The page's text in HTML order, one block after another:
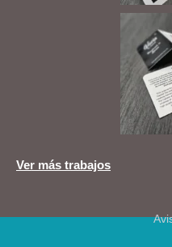
Ver más trabajos